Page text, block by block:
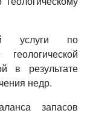
услуги по
в результате
недр.
запасов